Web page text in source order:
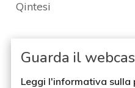
Guarda il
Leggi l'informativa sulla